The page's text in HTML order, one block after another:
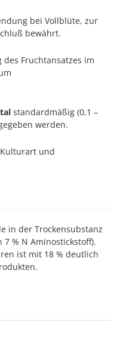
bei Vollblüte, zur
bewährt.
Fruchtansatzes im
standardmäßig (0,1 –
werden.
und
in der Trockensubstanz
7 % N Aminostickstoff).
ist mit 18 % deutlich